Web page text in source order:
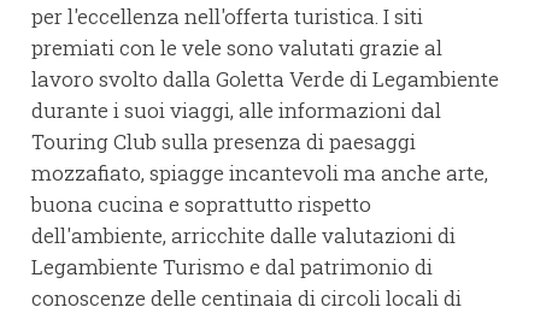
per l'eccellenza nell'offerta turistica. I siti
premiati con le vele sono valutati grazie al
lavoro svolto dalla Goletta Verde di Legambiente
durante i suoi viaggi, alle informazioni dal
Touring Club sulla presenza di paesaggi
mozzafiato, spiagge incantevoli ma anche arte,
buona cucina e soprattutto rispetto
dell'ambiente, arricchite dalle valutazioni di
Legambiente Turismo e dal patrimonio di
conoscenze delle centinaia di circoli locali di